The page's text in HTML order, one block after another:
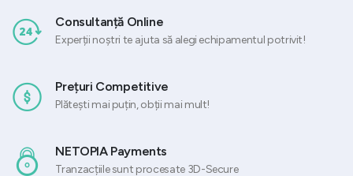
Consultanță Online
Experții noștri te ajuta să alegi echipamentul potrivit!
Prețuri Competitive
Plătești mai puțin, obții mai mult!
NETOPIA Payments
Tranzacțiile sunt procesate 3D-Secure